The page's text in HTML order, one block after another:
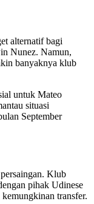
alternatif bagi
Nunez. Namun,
banyaknya klub
untuk Mateo
situasi
September
Klub
pihak Udinese
transfer.